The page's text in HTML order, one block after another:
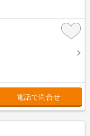
電話で問合せ